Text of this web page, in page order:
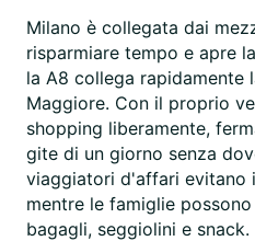
Milano è collegata dai
risparmiare tempo e apre
la A8 collega rapidamente
Maggiore. Con il proprio
shopping liberamente,
gite di un giorno senza
viaggiatori d'affari evitano
mentre le famiglie
bagagli, seggiolini e snack.